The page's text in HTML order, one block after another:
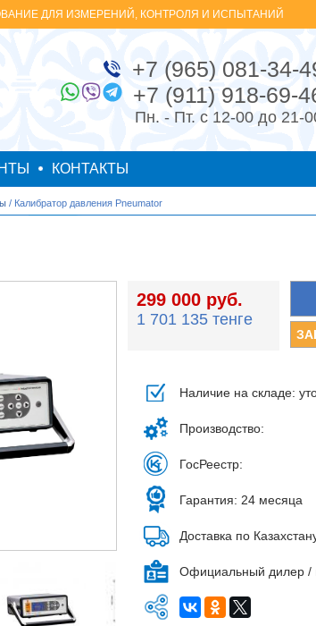
ДЛЯ ИЗМЕРЕНИЙ, КОНТРОЛЯ И ИСПЫТАНИЙ
+7 (965) 081-34-
+7 (911) 918-69-
Пн. - Пт. с 12-00 до 21-
КОНТАКТЫ
/ Калибратор давления Pneumator
299 000 руб.
1 701 135 тенге
Наличие на складе:
Производство:
ГосРеестр:
Гарантия: 24 месяца
Доставка по
Официальный дилер /